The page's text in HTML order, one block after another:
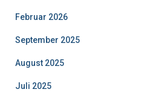
Februar 2026
September 2025
August 2025
Juli 2025